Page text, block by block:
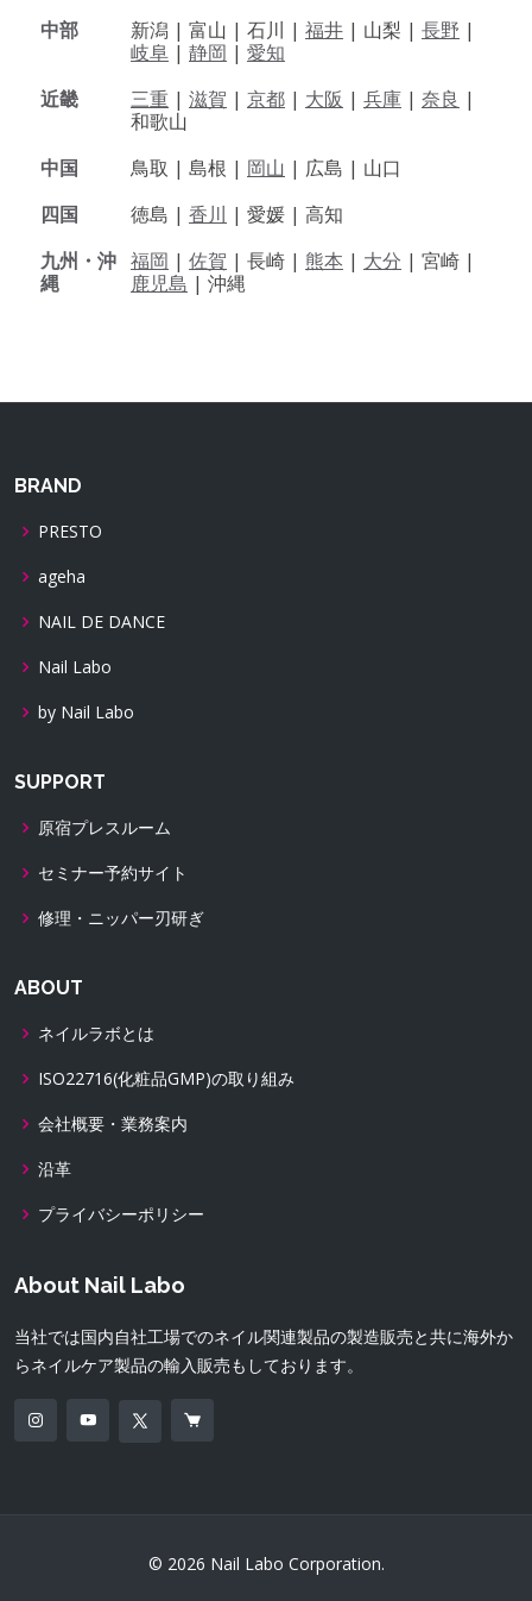
中部
新潟 | 富山 | 石川 | 福井 | 山梨 | 長野 |
岐阜 | 静岡 | 愛知
近畿
三重 | 滋賀 | 京都 | 大阪 | 兵庫 | 奈良 |
和歌山
中国
鳥取 | 島根 | 岡山 | 広島 | 山口
四国
徳島 | 香川 | 愛媛 | 高知
九州・沖
縄
福岡 | 佐賀 | 長崎 | 熊本 | 大分 | 宮崎 |
鹿児島 | 沖縄
BRAND
PRESTO
ageha
NAIL DE DANCE
Nail Labo
by Nail Labo
SUPPORT
原宿プレスルーム
セミナー予約サイト
修理・ニッパー刃研ぎ
ABOUT
ネイルラボとは
ISO22716(化粧品GMP)の取り組み
会社概要・業務案内
沿革
プライバシーポリシー
About Nail Labo
当社では国内自社工場でのネイル関連製品の製造販売と共に海外か
らネイルケア製品の輸入販売もしております。
© 2026 Nail Labo Corporation.